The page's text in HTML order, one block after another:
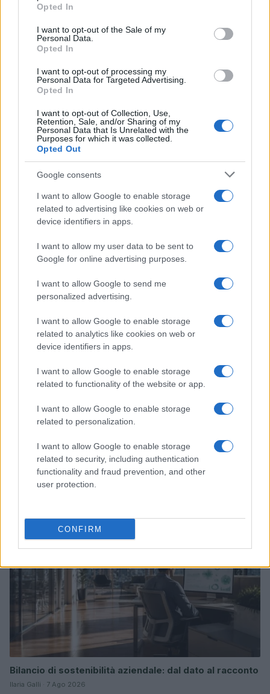
use your data for below specified purposes in below Google
consent section.
Opted In
I want to opt-out of the Sale of my
Personal Data.
Opted In
I want to opt-out of processing my
Personal Data for Targeted Advertising.
Opted In
I want to opt-out of Collection, Use,
Retention, Sale, and/or Sharing of my
Personal Data that Is Unrelated with the
Purposes for which it was collected.
Opted Out
Google consents
I want to allow Google to enable storage
related to advertising like cookies on web or
device identifiers in apps.
I want to allow my user data to be sent to
Google for online advertising purposes.
I want to allow Google to send me
personalized advertising.
I want to allow Google to enable storage
related to analytics like cookies on web or
device identifiers in apps.
I want to allow Google to enable storage
related to functionality of the website or app.
I want to allow Google to enable storage
related to personalization.
I want to allow Google to enable storage
related to security, including authentication
functionality and fraud prevention, and other
user protection.
CONFIRM
Le riforme normative devono essere orientate a
creare un contesto favorevole per le imprese,
senza compromettere gli obiettivi di sostenibilità.
leader globale nella finanza sostenibile. E tu, sei
pronto a fare la tua parte in questo cambiamento?
AUTORE
Continua a leggere
Bilancio di sostenibilità aziendale: dal dato al racconto
Ilaria Galli · 7 Ago 2026